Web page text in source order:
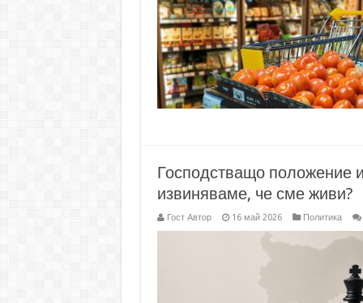
Господстващо положение
извиняваме, че сме живи?
Гост Автор 16 май 2026 Политика